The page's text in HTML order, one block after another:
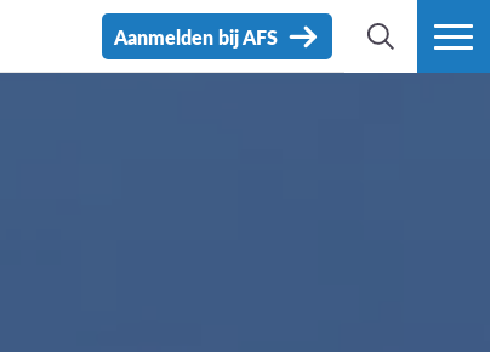
ZOEK MEER
Aanmelden bij AFS